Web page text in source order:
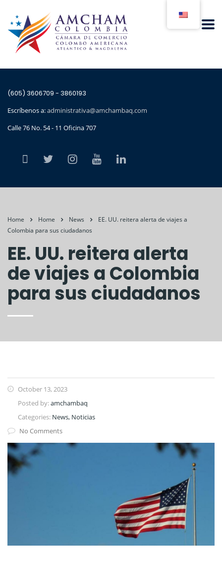
(605) 3606709 - 3860193
Escríbenos a:administrativa@amchambaq.com
Calle 76 No. 54 - 11 Oficina 707
Home Home News
EE. UU. reitera alerta de viajes a
Colombia para sus ciudadanos
EE. UU. reitera alerta
de viajes a Colombia
para sus ciudadanos
October 13, 2023
Posted by:amchambaq
Categories: News, Noticias
No Comments